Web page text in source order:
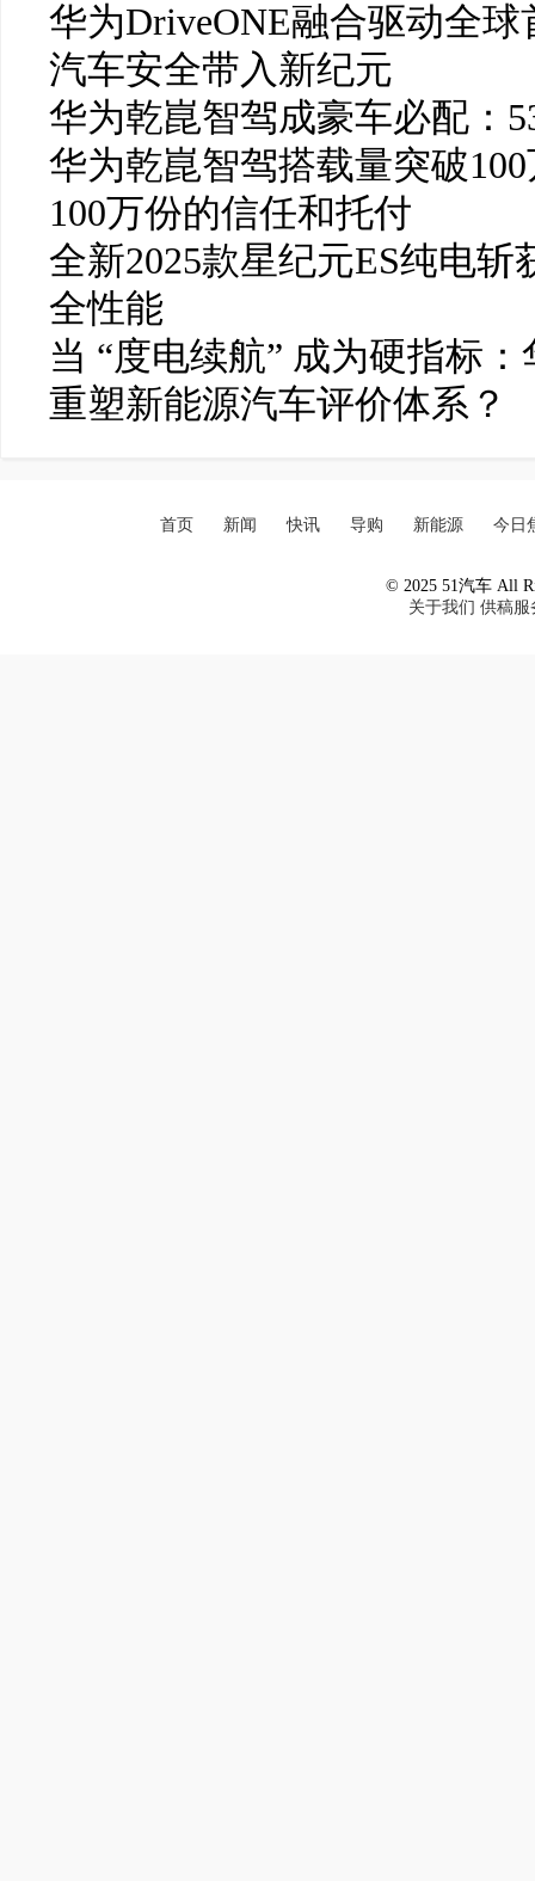
华为DriveONE融合驱动全
汽车安全带入新纪元
华为乾崑智驾成豪车必配：
华为乾崑智驾搭载量突破
100万份的信任和托付
全新2025款星纪元ES纯电
全性能
当 “度电续航” 成为硬指标
重塑新能源汽车评价体系？
首页 新闻 快讯 导购 新能源 今日
© 2025 51汽车 All
关于我们 供稿服